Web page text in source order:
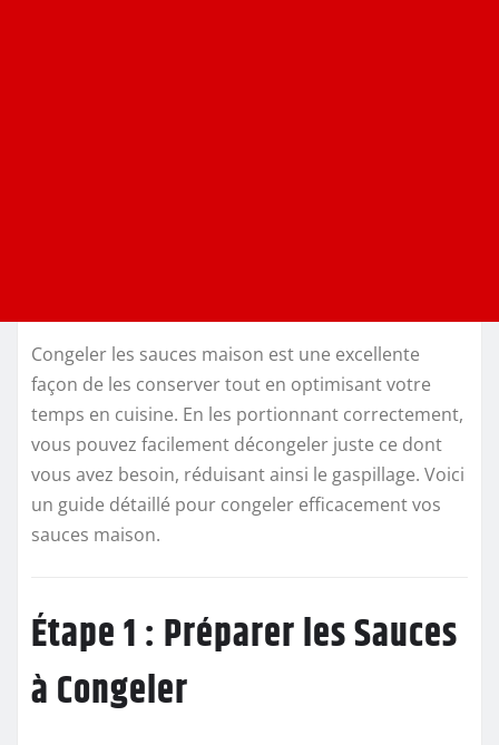
Congeler les sauces maison est une excellente
façon de les conserver tout en optimisant votre
temps en cuisine. En les portionnant correctement,
vous pouvez facilement décongeler juste ce dont
vous avez besoin, réduisant ainsi le gaspillage. Voici
un guide détaillé pour congeler efficacement vos
sauces maison.
Étape 1 : Préparer les Sauces
à Congeler